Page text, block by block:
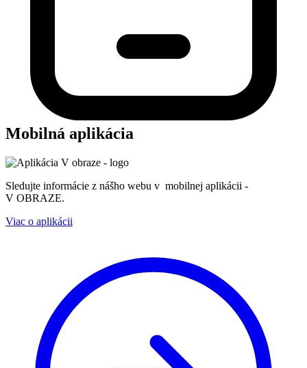
Mobilná aplikácia
Sledujte informácie z nášho webu v mobilnej aplikácii -
V OBRAZE.
Viac o aplikácii